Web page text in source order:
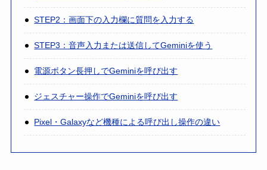
STEP2：画面下の入力欄に質問を入力する
STEP3：音声入力または送信してGeminiを使う
電源ボタン長押しでGeminiを呼び出す
ジェスチャー操作でGeminiを呼び出す
Pixel・Galaxyなど機種による呼び出し操作の違い